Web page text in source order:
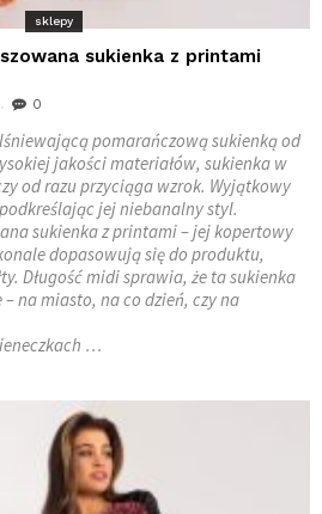
sklepy
sukienka z printami
0
pomarańczową sukienką od
jakości materiałów, sukienka w
od razu przyciąga wzrok. Wyjątkowy
jej niebanalny styl.
sukienka z printami – jej kopertowy
dopasowują się do produktu,
Długość midi sprawia, że ta sukienka
na miasto, na co dzień, czy na
…